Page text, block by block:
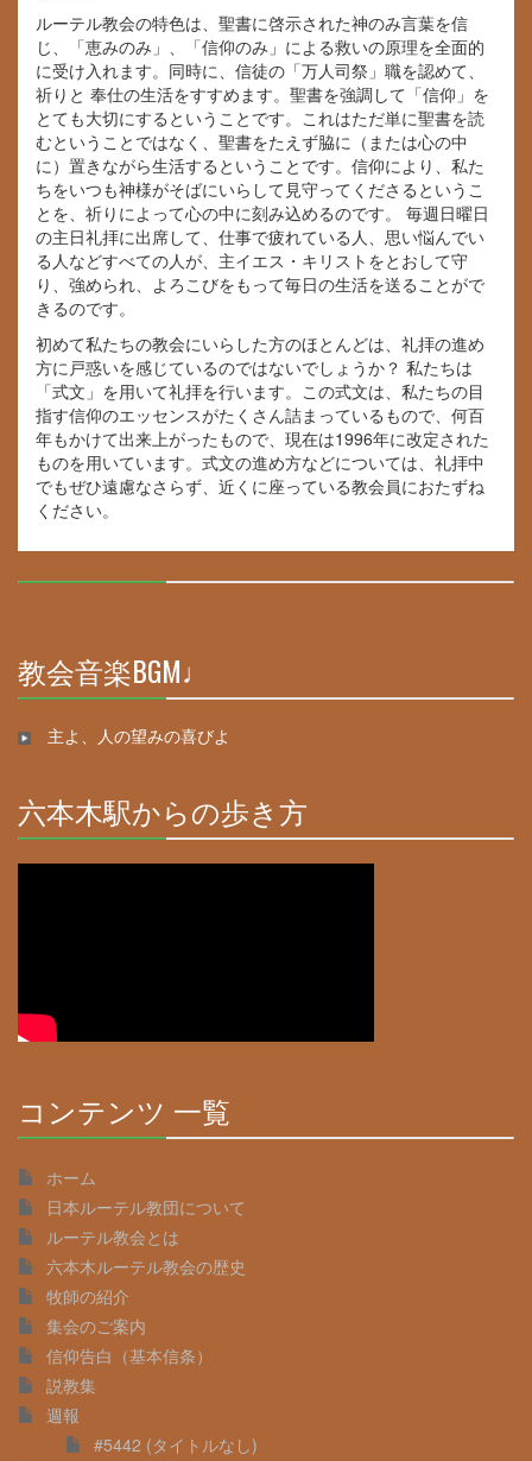
ルーテル教会の特色は、聖書に啓示された神のみ言葉を信
じ、「恵みのみ」、「信仰のみ」による救いの原理を全面的
に受け入れます。同時に、信徒の「万人司祭」職を認めて、
祈りと 奉仕の生活をすすめます。聖書を強調して「信仰」を
とても大切にするということです。これはただ単に聖書を読
むということではなく、聖書をたえず脇に（または心の中
に）置きながら生活するということです。信仰により、私た
ちをいつも神様がそばにいらして見守ってくださるというこ
とを、祈りによって心の中に刻み込めるのです。 毎週日曜日
の主日礼拝に出席して、仕事で疲れている人、思い悩んでい
る人などすべての人が、主イエス・キリストをとおして守
り、強められ、よろこびをもって毎日の生活を送ることがで
きるのです。
初めて私たちの教会にいらした方のほとんどは、礼拝の進め
方に戸惑いを感じているのではないでしょうか？ 私たちは
「式文」を用いて礼拝を行います。この式文は、私たちの目
指す信仰のエッセンスがたくさん詰まっているもので、何百
年もかけて出来上がったもので、現在は1996年に改定された
ものを用いています。式文の進め方などについては、礼拝中
でもぜひ遠慮なさらず、近くに座っている教会員におたずね
ください。
教会音楽BGM♩
Complete
主よ、人の望みの喜びよ
六本木駅からの歩き方
コンテンツ 一覧
ホーム
日本ルーテル教団について
ルーテル教会とは
六本木ルーテル教会の歴史
牧師の紹介
集会のご案内
信仰告白（基本信条）
説教集
週報
#5442 (タイトルなし)